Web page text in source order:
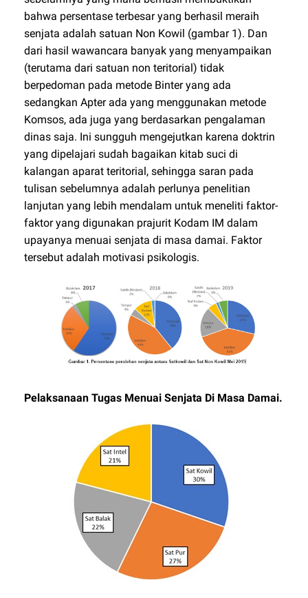
bahwa persentase terbesar yang berhasil meraih
senjata adalah satuan Non Kowil (gambar 1). Dan
dari hasil wawancara banyak yang menyampaikan
(terutama dari satuan non teritorial) tidak
berpedoman pada metode Binter yang ada
sedangkan Apter ada yang menggunakan metode
Komsos, ada juga yang berdasarkan pengalaman
dinas saja. Ini sungguh mengejutkan karena doktrin
yang dipelajari sudah bagaikan kitab suci di
kalangan aparat teritorial, sehingga saran pada
tulisan sebelumnya adalah perlunya penelitian
lanjutan yang lebih mendalam untuk meneliti faktor-
faktor yang digunakan prajurit Kodam IM dalam
upayanya menuai senjata di masa damai. Faktor
tersebut adalah motivasi psikologis.
Pelaksanaan Tugas Menuai Senjata Di Masa Damai.